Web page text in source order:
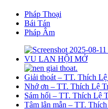
Pháp Thoại
Bái Tán
Pháp Âm
VU LAN HỘI MỞ
Giải thoát – TT. Thích
Nhớ ơn – TT. Thích Lệ
Sám hối – TT. Thích Lệ
Tâm lân mẫn – TT.